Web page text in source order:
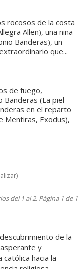
rocosos de la costa
Allen), una niña
Banderas), un
que...
de fuego,
(La piel
en el reparto
Mentiras, Exodus),
)
del 1 al 2. Página 1 de 1
de la
y
hacia la